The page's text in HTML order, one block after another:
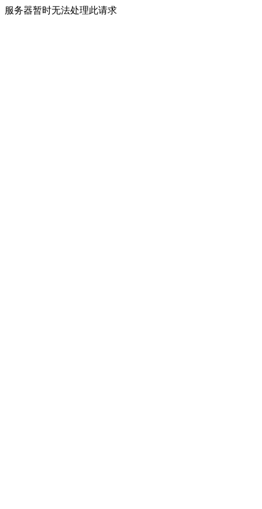
服务器暂时无法处理此请求